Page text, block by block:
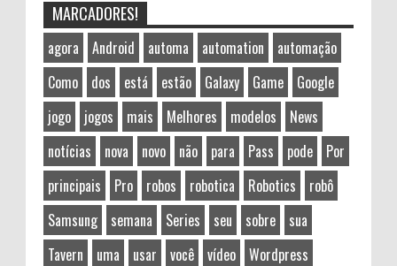
MARCADORES!
agora Android automa automation
automação
Como
dos está estão Galaxy Game
Google
jogo
jogos mais Melhores modelos
News
notícias
nova novo não para Pass pode
Por
principais
Pro robos robotica Robotics
robô
Samsung
semana Series seu sobre
sua
Tavern
uma usar você vídeo
Wordpress